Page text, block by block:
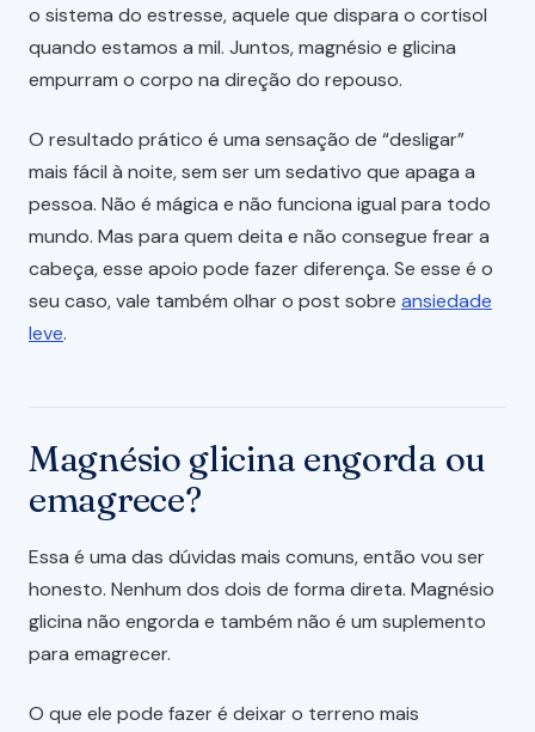
o sistema do estresse, aquele que dispara o cortisol
quando estamos a mil. Juntos, magnésio e glicina
empurram o corpo na direção do repouso.
O resultado prático é uma sensação de “desligar”
mais fácil à noite, sem ser um sedativo que apaga a
pessoa. Não é mágica e não funciona igual para todo
mundo. Mas para quem deita e não consegue frear a
cabeça, esse apoio pode fazer diferença. Se esse é o
seu caso, vale também olhar o post sobre ansiedade
leve.
Magnésio glicina engorda ou
emagrece?
Essa é uma das dúvidas mais comuns, então vou ser
honesto. Nenhum dos dois de forma direta. Magnésio
glicina não engorda e também não é um suplemento
para emagrecer.
O que ele pode fazer é deixar o terreno mais